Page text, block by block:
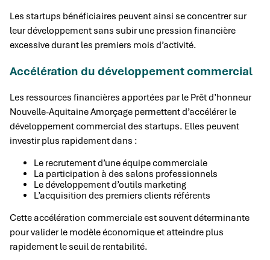
Les startups bénéficiaires peuvent ainsi se concentrer sur
leur développement sans subir une pression financière
excessive durant les premiers mois d’activité.
Accélération du développement commercial
Les ressources financières apportées par le Prêt d’honneur
Nouvelle-Aquitaine Amorçage permettent d’accélérer le
développement commercial des startups. Elles peuvent
investir plus rapidement dans :
Le recrutement d’une équipe commerciale
La participation à des salons professionnels
Le développement d’outils marketing
L’acquisition des premiers clients référents
Cette accélération commerciale est souvent déterminante
pour valider le modèle économique et atteindre plus
rapidement le seuil de rentabilité.